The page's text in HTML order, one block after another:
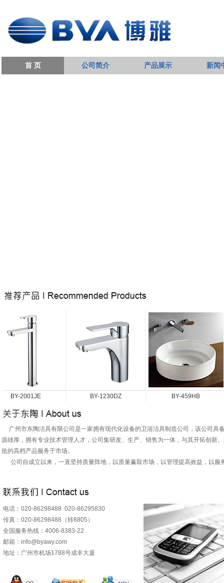
首 页 公司简介 产品展示 新闻
BY-2001JE BY-1230DZ BY-459HB
广州市东陶洁具有限公司是一家拥有现代化设备的卫浴洁具制造公司，该公司具
源雄厚，拥有专业技术管理人才，公司集研发、生产、销售为一体，与其开拓创新
批的高档产品服务于市场。
公司自成立以来，一直坚持质量阵地，以质量赢取市场，以管理提高效益，以服
电话：020-86298488 020-86295830
传真：020-86298488（转8805）
全国服务热线：4006-8383-22
邮箱：info@byawy.com
地址：广州市机场1788号成丰大厦